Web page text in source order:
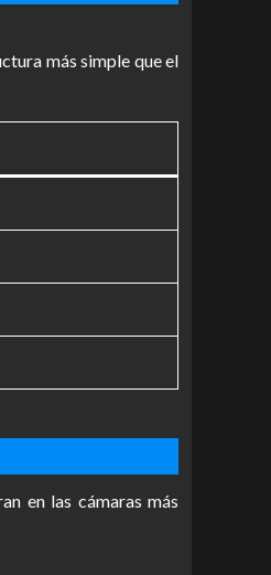
más simple que el
en las cámaras más